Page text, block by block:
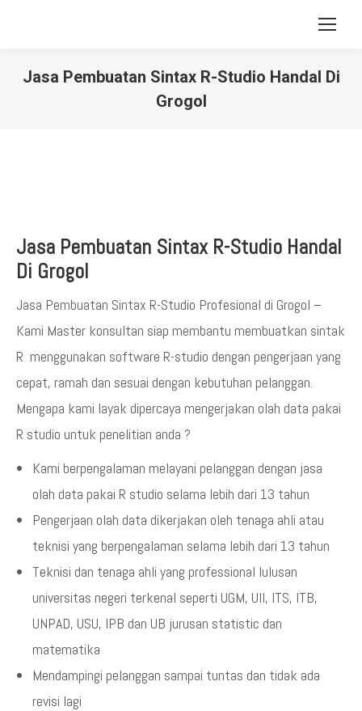
Jasa Pembuatan Sintax R-Studio Handal Di
Grogol
Jasa Pembuatan Sintax R-Studio Handal
Di Grogol
Jasa Pembuatan Sintax R-Studio Profesional di Grogol –
Kami Master konsultan siap membantu membuatkan sintak
R menggunakan software R-studio dengan pengerjaan yang
cepat, ramah dan sesuai dengan kebutuhan pelanggan.
Mengapa kami layak dipercaya mengerjakan olah data pakai
R studio untuk penelitian anda ?
Kami berpengalaman melayani pelanggan dengan jasa
olah data pakai R studio selama lebih dari 13 tahun
Pengerjaan olah data dikerjakan oleh tenaga ahli atau
teknisi yang berpengalaman selama lebih dari 13 tahun
Teknisi dan tenaga ahli yang professional lulusan
universitas negeri terkenal seperti UGM, UII, ITS, ITB,
UNPAD, USU, IPB dan UB jurusan statistic dan
matematika
Mendampingi pelanggan sampai tuntas dan tidak ada
revisi lagi